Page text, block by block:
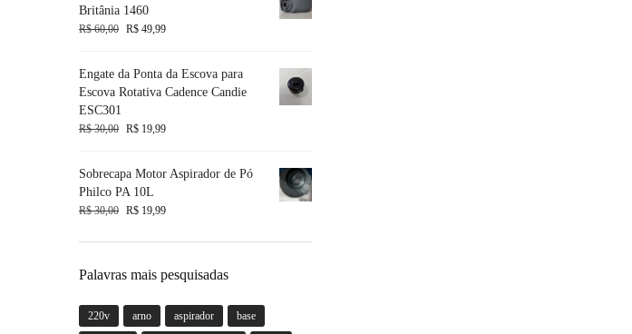
Britânia 1460
R$60,00 R$ 49,99
Engate da Ponta da Escova para
Escova Rotativa Cadence Candie
ESC301
R$30,00 R$ 19,99
Sobrecapa Motor Aspirador de Pó
Philco PA 10L
R$30,00 R$ 19,99
Palavras mais pesquisadas
220v arno aspirador base